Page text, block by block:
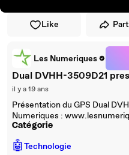
Like
Les Numeriques
Dual DVHH-3509D21
il y a 19 ans
Présentation du GPS Dual
Numeriques :
Catégorie
🤖Technologie